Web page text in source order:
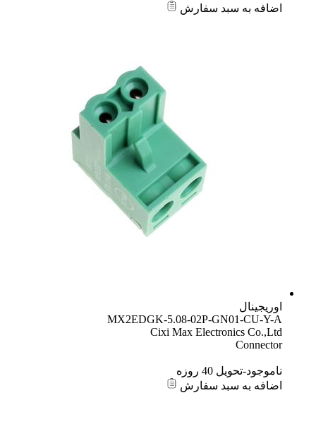
اضافه به سبد سفارش
اوریجینال
MX2EDGK-5.08-02P-GN01-CU-Y-A
Cixi Max Electronics Co.,Ltd
Connector
ناموجود-تحویل 40 روزه
اضافه به سبد سفارش